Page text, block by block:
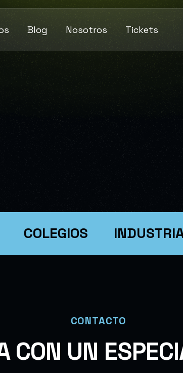
Blog Nosotros Tickets
INDUSTRIA
CONTACTO
CON UN ESPECI